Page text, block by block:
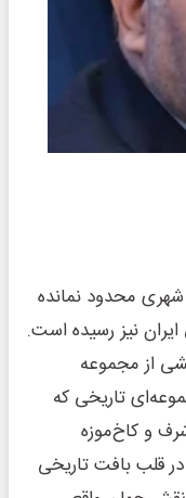
محدود نمانده
نیز رسیده است.
از مجموعه
تاریخی که
و کاخ‌موزه
قلب بافت تاریخی